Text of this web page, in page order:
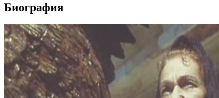
Биография